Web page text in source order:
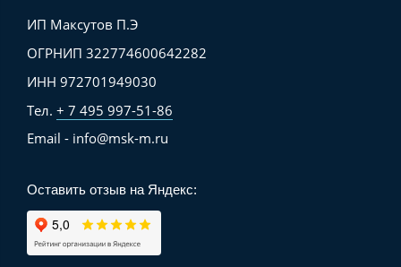
ИП Максутов П.Э
ОГРНИП 322774600642282
ИНН 972701949030
Тел. + 7 495 997-51-86
Email - info@msk-m.ru
Оставить отзыв на Яндекс: